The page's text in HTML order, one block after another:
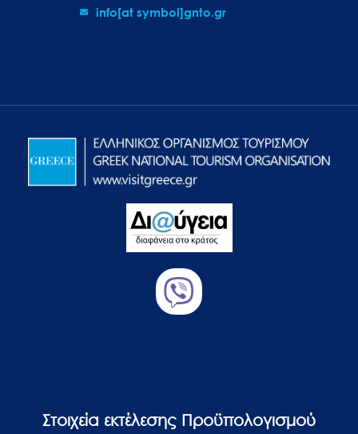
info[at symbol]gnto.gr
Στοιχεία εκτέλεσης Προϋπολογισμού